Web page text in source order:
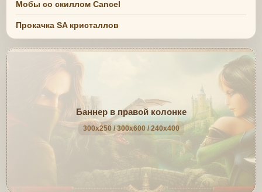
Мобы со скиллом Cancel
Прокачка SA кристаллов
Баннер в правой колонке
300x250 / 300x600 / 240x400